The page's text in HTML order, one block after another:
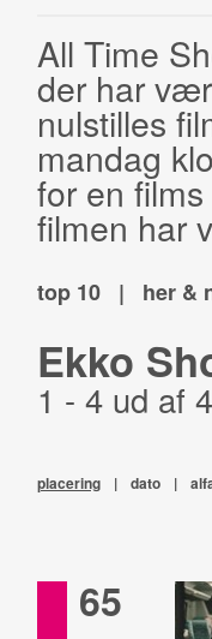
All Time
der har
nulstilles
mandag
for en
filmen har
top 10 | her &
Ekko
1 - 4 ud af
placering | dato |
65